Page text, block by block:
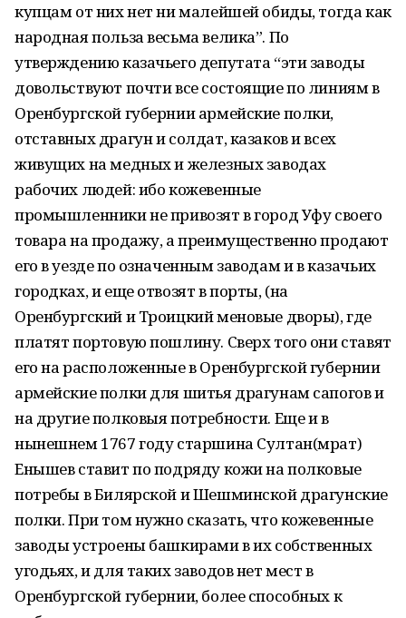
купцам от них нет ни малейшей обиды, тогда как
народная польза весьма вели­ка”. По
утверждению казачьего депутата “эти заводы
довольствуют почти все состоя­щие по линиям в
Оренбургской губернии армейские полки,
отставных драгун и солдат, казаков и всех
живущих на медных и железных заводах
рабочих людей: ибо кожевен­ные
промышленники не привозят в город Уфу своего
товара на продажу, а преимуще­ственно продают
его в уезде по означенным заводам и в казачьих
городках, и еще от­возят в порты, (на
Оренбургский и Троицкий меновые дворы), где
платят портовую пошлину. Сверх того они ставят
его на расположенные в Оренбургской губернии
ар­мейские полки для шитья драгунам сапогов и
на другие полковыя потребности. Еще и в
нынешнем 1767 году старшина Султан(мрат)
Енышев ставит по подряду кожи на полковые
потребы в Билярской и Шешминской драгунские
полки. При том нужно ска­зать, что кожевенные
заводы устроены башкирами в их собственных
угодьях, и для таких заводов нет мест в
Оренбургской губернии, более способных к